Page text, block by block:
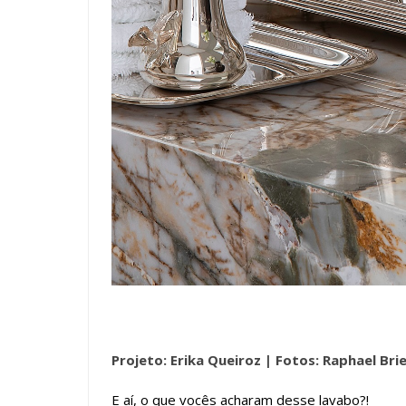
Projeto: Erika Queiroz | Fotos: Raphael
E aí, o que vocês acharam desse lavabo?!